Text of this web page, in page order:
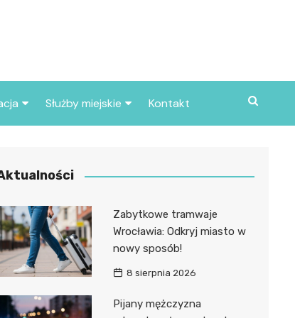
Służby miejskie
Policja
Kontakt
Zabytkowe tramwaje
Wrocławia: Odkryj miasto w
nowy sposób!
8 sierpnia 2026
Pijany mężczyzna